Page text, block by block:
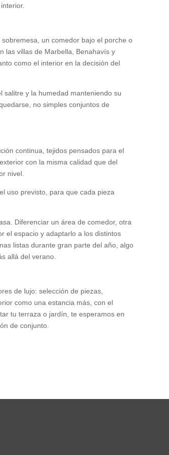
un comedor bajo el porche o
las villas de Marbella, Benahavís y
como el interior en la decisión del
salitre y la humedad manteniendo su
no simples conjuntos de
continua, tejidos pensados para el
con la misma calidad que del
nivel.
uso previsto, para que cada pieza
Diferenciar un área de comedor, otra
el espacio y adaptarlo a los distintos
listas durante gran parte del año, algo
allá del verano.
de lujo: selección de piezas,
como una estancia más, con el
tu terraza o jardín, te esperamos en
de conjunto.